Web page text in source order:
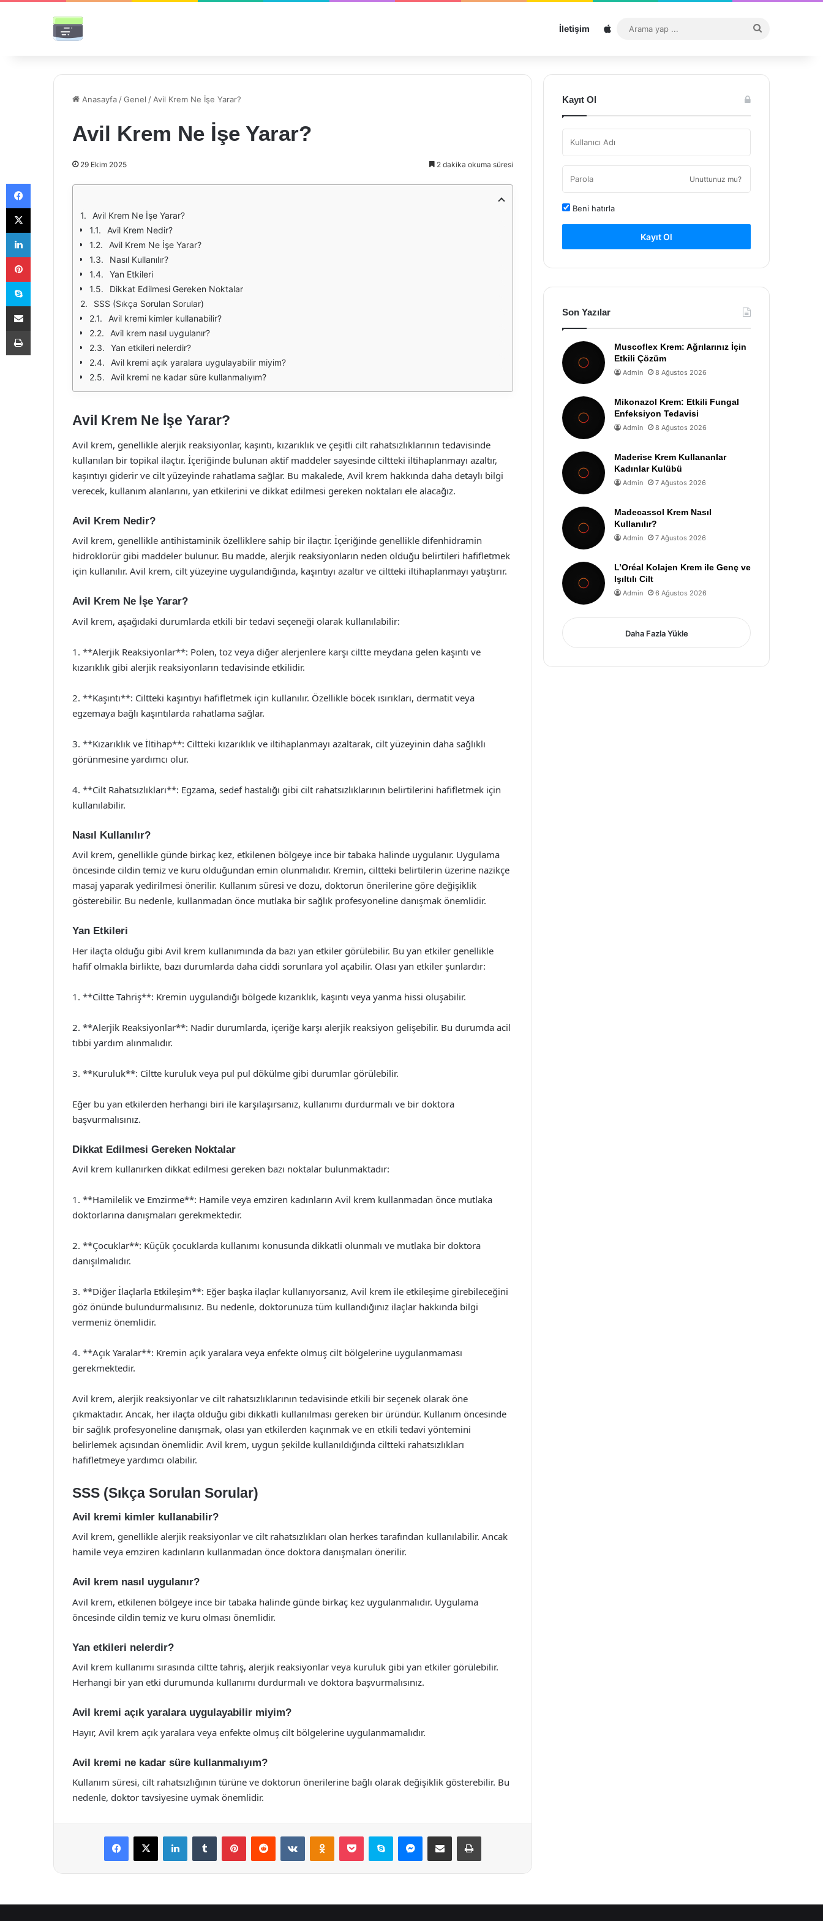
İletişim Sitemap
...
Anasayfa /Genel / Avil Krem Ne İşe Yarar?
Avil Krem Ne İşe Yarar?
29 Ekim 2025 2 dakika okuma süresi
Avil Krem Ne İşe Yarar?
Avil Krem Nedir?
Avil Krem Ne İşe Yarar?
Nasıl Kullanılır?
Yan Etkileri
Dikkat Edilmesi Gereken Noktalar
SSS (Sıkça Sorulan Sorular)
Avil kremi kimler kullanabilir?
Avil krem nasıl uygulanır?
Yan etkileri nelerdir?
Avil kremi açık yaralara uygulayabilir miyim?
Avil kremi ne kadar süre kullanmalıyım?
Avil Krem Ne İşe Yarar?
Avil krem, genellikle alerjik reaksiyonlar, kaşıntı, kızarıklık ve çeşitli cilt rahatsızlıklarının tedavisinde
kullanılan bir topikal ilaçtır. İçeriğinde bulunan aktif maddeler sayesinde ciltteki iltihaplanmayı azaltır,
kaşıntıyı giderir ve cilt yüzeyinde rahatlama sağlar. Bu makalede, Avil krem hakkında daha detaylı bilgi
verecek, kullanım alanlarını, yan etkilerini ve dikkat edilmesi gereken noktaları ele alacağız.
Avil Krem Nedir?
Avil krem, genellikle antihistaminik özelliklere sahip bir ilaçtır. İçeriğinde genellikle difenhidramin
hidroklorür gibi maddeler bulunur. Bu madde, alerjik reaksiyonların neden olduğu belirtileri hafifletmek
için kullanılır. Avil krem, cilt yüzeyine uygulandığında, kaşıntıyı azaltır ve ciltteki iltihaplanmayı yatıştırır.
Avil Krem Ne İşe Yarar?
Avil krem, aşağıdaki durumlarda etkili bir tedavi seçeneği olarak kullanılabilir:
1. **Alerjik Reaksiyonlar**: Polen, toz veya diğer alerjenlere karşı ciltte meydana gelen kaşıntı ve
kızarıklık gibi alerjik reaksiyonların tedavisinde etkilidir.
2. **Kaşıntı**: Ciltteki kaşıntıyı hafifletmek için kullanılır. Özellikle böcek ısırıkları, dermatit veya
egzemaya bağlı kaşıntılarda rahatlama sağlar.
3. **Kızarıklık ve İltihap**: Ciltteki kızarıklık ve iltihaplanmayı azaltarak, cilt yüzeyinin daha sağlıklı
görünmesine yardımcı olur.
4. **Cilt Rahatsızlıkları**: Egzama, sedef hastalığı gibi cilt rahatsızlıklarının belirtilerini hafifletmek için
kullanılabilir.
Nasıl Kullanılır?
Avil krem, genellikle günde birkaç kez, etkilenen bölgeye ince bir tabaka halinde uygulanır. Uygulama
öncesinde cildin temiz ve kuru olduğundan emin olunmalıdır. Kremin, ciltteki belirtilerin üzerine nazikçe
masaj yaparak yedirilmesi önerilir. Kullanım süresi ve dozu, doktorun önerilerine göre değişiklik
gösterebilir. Bu nedenle, kullanmadan önce mutlaka bir sağlık profesyoneline danışmak önemlidir.
Yan Etkileri
Her ilaçta olduğu gibi Avil krem kullanımında da bazı yan etkiler görülebilir. Bu yan etkiler genellikle
hafif olmakla birlikte, bazı durumlarda daha ciddi sorunlara yol açabilir. Olası yan etkiler şunlardır:
1. **Ciltte Tahriş**: Kremin uygulandığı bölgede kızarıklık, kaşıntı veya yanma hissi oluşabilir.
2. **Alerjik Reaksiyonlar**: Nadir durumlarda, içeriğe karşı alerjik reaksiyon gelişebilir. Bu durumda acil
tıbbi yardım alınmalıdır.
3. **Kuruluk**: Ciltte kuruluk veya pul pul dökülme gibi durumlar görülebilir.
Eğer bu yan etkilerden herhangi biri ile karşılaşırsanız, kullanımı durdurmalı ve bir doktora
başvurmalısınız.
Dikkat Edilmesi Gereken Noktalar
Avil krem kullanırken dikkat edilmesi gereken bazı noktalar bulunmaktadır:
1. **Hamilelik ve Emzirme**: Hamile veya emziren kadınların Avil krem kullanmadan önce mutlaka
doktorlarına danışmaları gerekmektedir.
2. **Çocuklar**: Küçük çocuklarda kullanımı konusunda dikkatli olunmalı ve mutlaka bir doktora
danışılmalıdır.
3. **Diğer İlaçlarla Etkileşim**: Eğer başka ilaçlar kullanıyorsanız, Avil krem ile etkileşime girebileceğini
göz önünde bulundurmalısınız. Bu nedenle, doktorunuza tüm kullandığınız ilaçlar hakkında bilgi
vermeniz önemlidir.
4. **Açık Yaralar**: Kremin açık yaralara veya enfekte olmuş cilt bölgelerine uygulanmaması
gerekmektedir.
Avil krem, alerjik reaksiyonlar ve cilt rahatsızlıklarının tedavisinde etkili bir seçenek olarak öne
çıkmaktadır. Ancak, her ilaçta olduğu gibi dikkatli kullanılması gereken bir üründür. Kullanım öncesinde
bir sağlık profesyoneline danışmak, olası yan etkilerden kaçınmak ve en etkili tedavi yöntemini
belirlemek açısından önemlidir. Avil krem, uygun şekilde kullanıldığında ciltteki rahatsızlıkları
hafifletmeye yardımcı olabilir.
SSS (Sıkça Sorulan Sorular)
Avil kremi kimler kullanabilir?
Avil krem, genellikle alerjik reaksiyonlar ve cilt rahatsızlıkları olan herkes tarafından kullanılabilir. Ancak
hamile veya emziren kadınların kullanmadan önce doktora danışmaları önerilir.
Avil krem nasıl uygulanır?
Avil krem, etkilenen bölgeye ince bir tabaka halinde günde birkaç kez uygulanmalıdır. Uygulama
öncesinde cildin temiz ve kuru olması önemlidir.
Yan etkileri nelerdir?
Avil krem kullanımı sırasında ciltte tahriş, alerjik reaksiyonlar veya kuruluk gibi yan etkiler görülebilir.
Herhangi bir yan etki durumunda kullanımı durdurmalı ve doktora başvurmalısınız.
Avil kremi açık yaralara uygulayabilir miyim?
Hayır, Avil krem açık yaralara veya enfekte olmuş cilt bölgelerine uygulanmamalıdır.
Avil kremi ne kadar süre kullanmalıyım?
Kullanım süresi, cilt rahatsızlığının türüne ve doktorun önerilerine bağlı olarak değişiklik gösterebilir. Bu
nedenle, doktor tavsiyesine uymak önemlidir.
Facebook
X LinkedInTumblr PinterestReddit VKontakteOdnoklassniki
Pocket Skype Messenger
E-Posta ile paylaş Yazdır
Kayıt Ol
Unuttunuz mu?
Beni hatırla
Kayıt Ol
Son Yazılar
Muscoflex Krem: Ağrılarınız İçin
Etkili Çözüm
Admin 8 Ağustos 2026
Mikonazol Krem: Etkili Fungal
Enfeksiyon Tedavisi
Admin 8 Ağustos 2026
Maderise Krem Kullananlar
Kadınlar Kulübü
Admin 7 Ağustos 2026
Madecassol Krem Nasıl
Kullanılır?
Admin 7 Ağustos 2026
L’Oréal Kolajen Krem ile Genç ve
Işıltılı Cilt
Admin 6 Ağustos 2026
Daha Fazla Yükle
Facebook
X
LinkedIn
Pinterest
Skype
E-Posta ile paylaş